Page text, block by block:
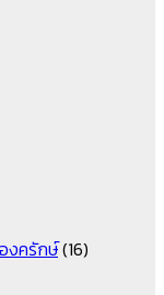
งครักษ์(16)